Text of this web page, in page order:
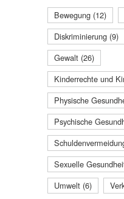
Bewegung (12)
Diskriminierung (9)
Gewalt (26)
Kinderrechte und
Physische
Psychische
Sexuelle
Umwelt (6)